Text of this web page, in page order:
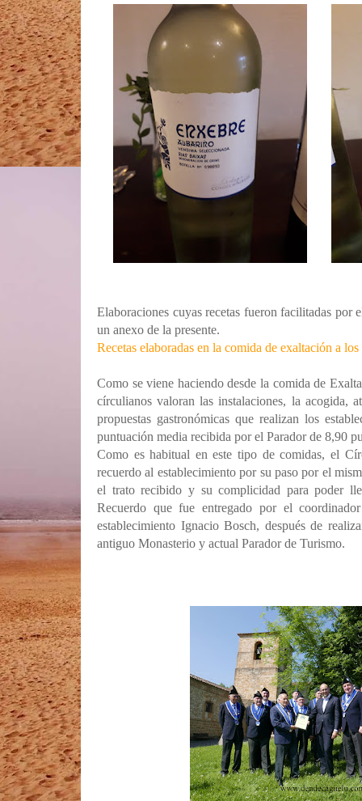
Elaboraciones cuyas recetas fueron facilitadas por
un anexo de la presente.
Recetas elaboradas en la comida de exaltación a
Como se viene haciendo desde la comida de
círculianos valoran las instalaciones, la acogida,
propuestas gastronómicas que realizan los
puntuación media recibida por el Parador de 8,90
Como es habitual en este tipo de comidas, el
recuerdo al establecimiento por su paso por el
el trato recibido y su complicidad para poder
Recuerdo que fue entregado por el
establecimiento Ignacio Bosch, después de
antiguo Monasterio y actual Parador de Turismo.